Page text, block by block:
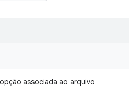
associada ao arquivo